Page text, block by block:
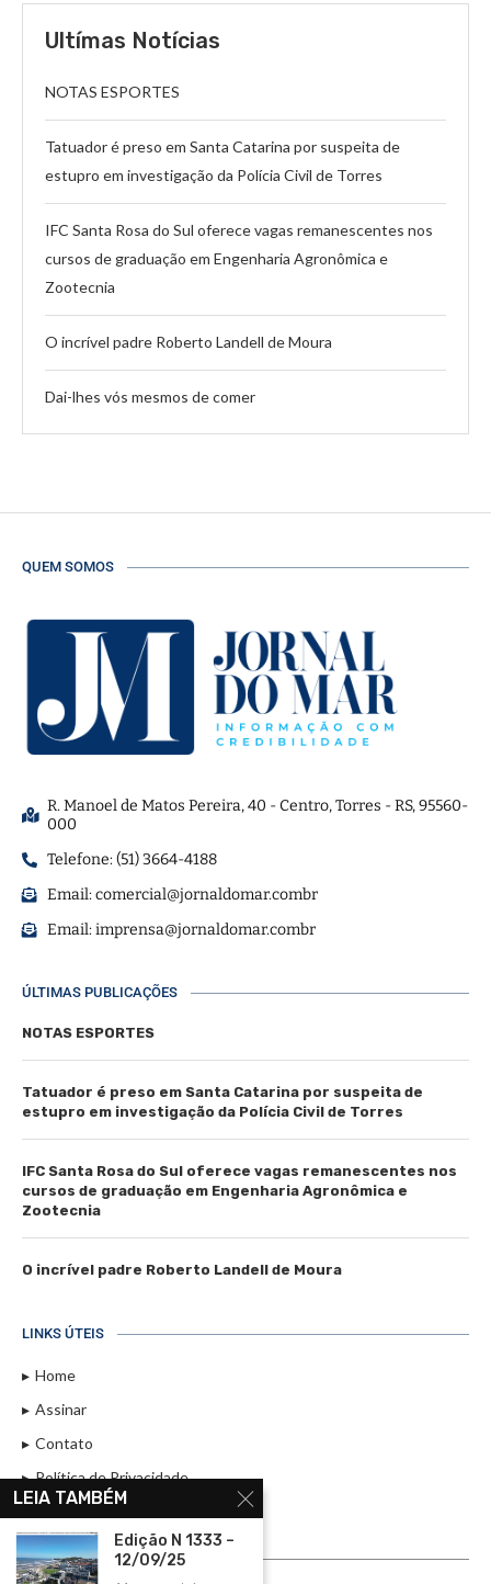
Ultímas Notícias
NOTAS ESPORTES
Tatuador é preso em Santa Catarina por suspeita de
estupro em investigação da Polícia Civil de Torres
IFC Santa Rosa do Sul oferece vagas remanescentes nos
cursos de graduação em Engenharia Agronômica e
Zootecnia
O incrível padre Roberto Landell de Moura
Dai-lhes vós mesmos de comer
QUEM SOMOS
R. Manoel de Matos Pereira, 40 - Centro, Torres - RS, 95560-
000
Telefone: (51) 3664-4188
Email:comercial@jornaldomar.combr
Email:imprensa@jornaldomar.combr
ÚLTIMAS PUBLICAÇÕES
NOTAS ESPORTES
Tatuador é preso em Santa Catarina por suspeita de
estupro em investigação da Polícia Civil de Torres
IFC Santa Rosa do Sul oferece vagas remanescentes nos
cursos de graduação em Engenharia Agronômica e
Zootecnia
O incrível padre Roberto Landell de Moura
LINKS ÚTEIS
Home
Assinar
Contato
Política de Privacidade
ASSINE
LEIA TAMBÉM
Edição N 1333 –
12/09/25